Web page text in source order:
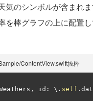
気のシンボルが含まれ
を棒グラフの上に配置
ContentView.swift抜粋
, id : \. self .